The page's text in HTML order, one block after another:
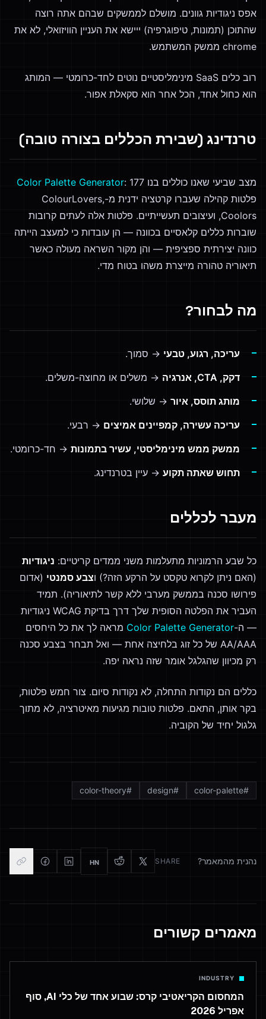
אפס ניגודיות גוונים. מושלם לממשקים שבהם אתה רוצה
שהתוכן (תמונות, טיפוגרפיה) ייישא את העניין הוויזואלי, לא את
chrome ממשק המשתמש.
רוב כלים SaaS מינימליסטיים נוטים לחד-כרומטי — המותג
הוא כחול אחד, הכל אחר הוא סקאלת אפור.
טרנדינג (שבירת הכללים בצורה טובה)
מצב שביעי שאנו כוללים בנו Color Palette Generator: 177
פלטות קהילה שעברו קרטציה ידנית מ-ColourLovers,
Coolors, ועיצובים תעשייתיים. פלטות אלה לעתים קרובות
שוברות כללים קלאסיים בכוונה — הן עובדות כי למעצב הייתה
כוונה יצירתית ספציפית — והן מקור השראה מעולה כאשר
תיאוריה טהורה מייצרת משהו בטוח מדי.
מה לבחור?
עריכה, רגוע, טבעי → סמוך.
דקק, CTA, אנרגיה
→ משלים או מחוצה-משלים.
מותג תוסס, איור → שלושי.
עריכה עשירה, קמפיינים אמיצים → רבעי.
ממשק ממש מינימליסטי, עשיר בתמונות → חד-כרומטי.
תחוש שאתה תקוע → עיין בטרנדינג.
מעבר לכללים
כל שבע הרמוניות מתעלמות משני ממדים קריטיים: ניגודיות
(האם ניתן לקרוא טקסט על הרקע הזה?) וצבע סמנטי (אדום
פירושו סכנה בממשק מערבי ללא קשר לתיאוריה). תמיד
העביר את הפלטה הסופית שלך דרך בדיקת WCAG ניגודיות
— ה-Color Palette Generator מראה לך את כל היחסים
AA/AAA של כל זוג בלחיצה אחת — ואל תבחר בצבע סכנה
רק מכיוון שהגלגל אומר שזה נראה יפה.
כללים הם נקודות התחלה, לא נקודות סיום. צור חמש פלטות,
בקר אותן, התאם. פלטות טובות מגיעות מאיטרציה, לא מתוך
גלגול יחיד של הקוביה.
#
color-palette
#
design
#
color-theory
נהנית מהמאמר? SHARE
HN
מאמרים קשורים
INDUSTRY
המחסום הקריאטיבי קרס: שבוע אחד של כלי AI, סוף
אפריל 2026